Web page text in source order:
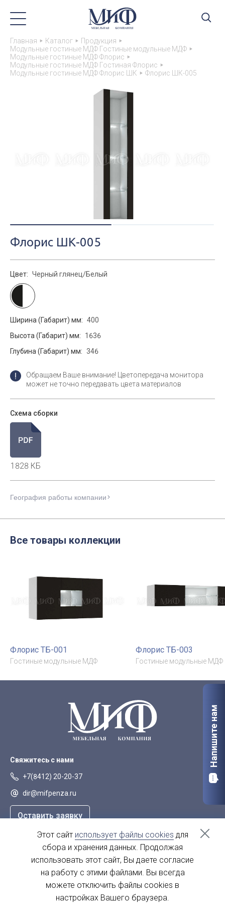
Главная Каталог
Продукция
Модульные гостиные МДФ Гостиные модульные МДФ
Модульные гостиные МДФ Флорис
Модульные гостиные МДФ Гостиная Флорис
Модульные гостиные МДФ Флорис ШК
Флорис ШК-005
Флорис ШК-005
Цвет: Черный глянец/Белый
Ширина (Габарит) мм: 400
Высота (Габарит) мм:
1636
Глубина (Габарит) мм: 346
Обращаем Ваше внимание! Цветопередача монитора
может не точно передавать цвета материалов
Схема сборки
1828 КБ
География работы компании
Все товары коллекции
Флорис ТБ-001
Гостиные модульные МДФ
Флорис ТБ-003
Гостиные модульные МДФ
Свяжитесь с нами
+7(8412) 20-20-37
dir@mifpenza.ru
Оставить заявку
г. Пенза, ул. Аустрина, 139а
пн-пт - с 9.00-18.00
сб, вс - выходной
Напишите нам
Этот сайт использует файлы cookies для
сбора и хранения данных. Продолжая
использовать этот сайт, Вы даете согласие
на работу с этими файлами. Вы всегда
можете отключить файлы cookies в
настройках Вашего браузера.